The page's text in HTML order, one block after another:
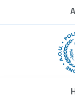
Skip to Main